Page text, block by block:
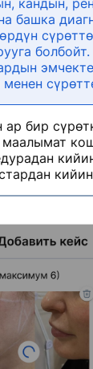
кандын,
башка
ар бир
маалымат